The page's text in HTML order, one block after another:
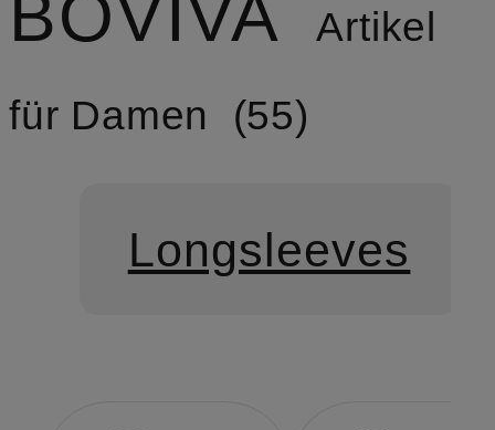
BOVIVA
Artikel
für Damen
55
Longsleeves